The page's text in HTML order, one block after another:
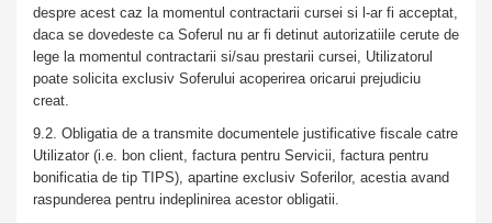
despre acest caz la momentul contractarii cursei si l-ar fi acceptat,
daca se dovedeste ca Soferul nu ar fi detinut autorizatiile cerute de
lege la momentul contractarii si/sau prestarii cursei, Utilizatorul
poate solicita exclusiv Soferului acoperirea oricarui prejudiciu
creat.
9.2. Obligatia de a transmite documentele justificative fiscale catre
Utilizator (i.e. bon client, factura pentru Servicii, factura pentru
bonificatia de tip TIPS), apartine exclusiv Soferilor, acestia avand
raspunderea pentru indeplinirea acestor obligatii.